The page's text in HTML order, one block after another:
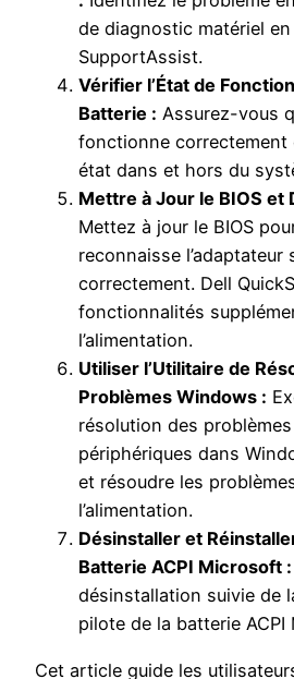
de diagnostic matériel
SupportAssist.
Vérifier l’État de
Batterie : Assurez-vous
fonctionne correctement
état dans et hors du
Mettre à Jour le BIOS et
Mettez à jour le BIOS
reconnaisse l’adaptateur
correctement. Dell
fonctionnalités
l’alimentation.
Utiliser l’Utilitaire de
Problèmes Windows :
résolution des
périphériques dans
et résoudre les
l’alimentation.
Désinstaller et
Batterie ACPI Microsoft :
désinstallation suivie de
pilote de la batterie ACPI
Cet article guide les